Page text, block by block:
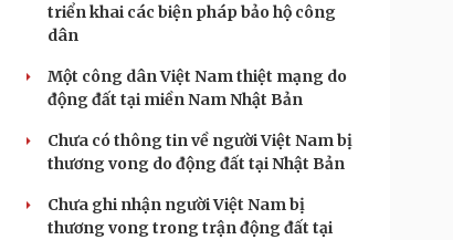
triển khai các biện pháp bảo hộ công
dân
Một công dân Việt Nam thiệt mạng do
động đất tại miền Nam Nhật Bản
Chưa có thông tin về người Việt Nam bị
thương vong do động đất tại Nhật Bản
Chưa ghi nhận người Việt Nam bị
thương vong trong trận động đất tại